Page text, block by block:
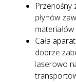
Przenośny
płynów
Cała
dobrze
laserowo